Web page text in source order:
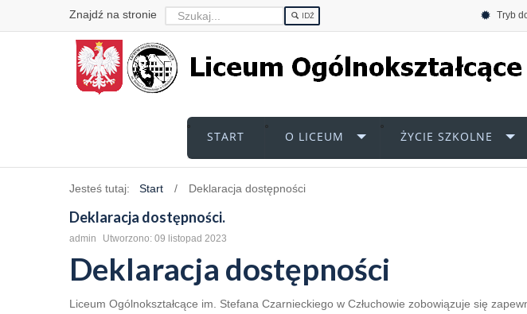
Znajdź na stronie IDŹ Tryb
START O LICEUM ŻYCIE SZKOLNE
Jesteś tutaj: Start / Deklaracja dostępności
Deklaracja dostępności.
admin Utworzono: 09 listopad 2023
Deklaracja dostępności
Liceum Ogólnokształcące im. Stefana Czarnieckiego w Człuchowie zobowiązuje się